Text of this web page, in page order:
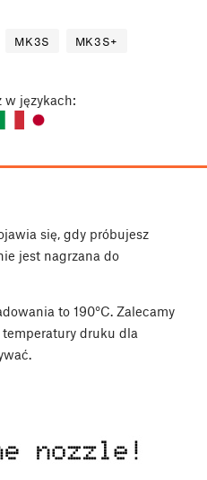
MK3S MK3S+
w językach:
się, gdy próbujesz
jest nagrzana do
to 190°C. Zalecamy
druku dla